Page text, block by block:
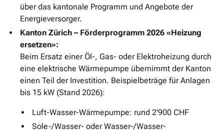
über das kantonale Programm und Angebote der
Energieversorger.
Kanton Zürich – Förderprogramm 2026 «Heizung
ersetzen»:
Beim Ersatz einer Öl-, Gas- oder Elektroheizung durch
eine elektrische Wärmepumpe übernimmt der Kanton
einen Teil der Investition. Beispielbeträge für Anlagen
bis 15 kW (Stand 2026):
Luft-Wasser-Wärmepumpe: rund 2'900 CHF
Sole-/Wasser- oder Wasser-/Wasser-